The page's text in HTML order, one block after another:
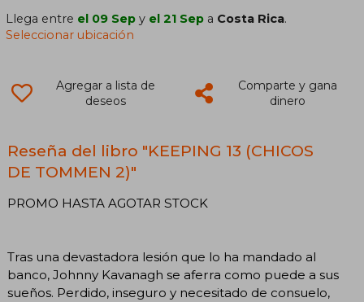
Llega entre el 09 Sep y el 21 Sep a Costa Rica.
Seleccionar ubicación
Agregar a lista de
deseos
Comparte y gana
dinero
Reseña del libro "KEEPING 13 (CHICOS
DE TOMMEN 2)"
PROMO HASTA AGOTAR STOCK
Tras una devastadora lesión que lo ha mandado al
banco, Johnny Kavanagh se aferra como puede a sus
sueños. Perdido, inseguro y necesitado de consuelo,